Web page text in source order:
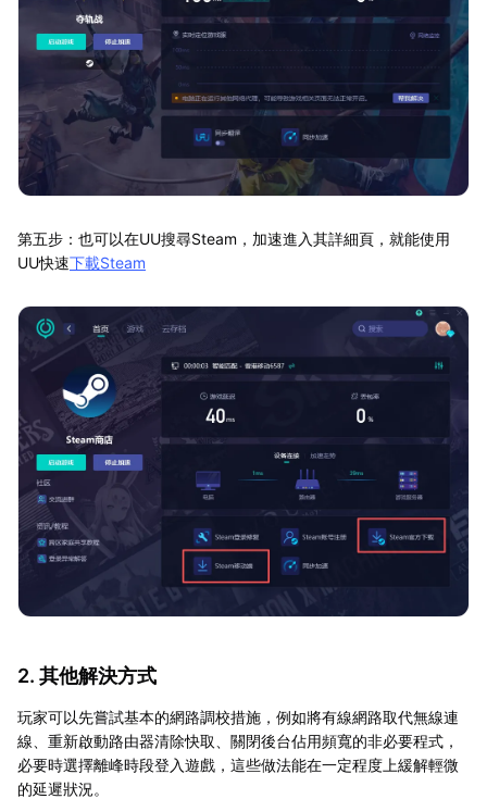
第五步：也可以在UU搜尋Steam，加速進入其詳細頁，就能使用
UU快速下載Steam
2. 其他解決方式
玩家可以先嘗試基本的網路調校措施，例如將有線網路取代無線連
線、重新啟動路由器清除快取、關閉後台佔用頻寬的非必要程式，
必要時選擇離峰時段登入遊戲，這些做法能在一定程度上緩解輕微
的延遲狀況。